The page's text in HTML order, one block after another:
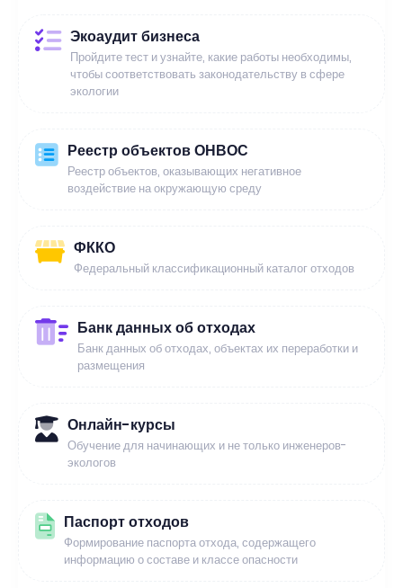
Экоаудит бизнеса
Пройдите тест и узнайте, какие работы необходимы,
чтобы соответствовать законодательству в сфере
экологии
Реестр объектов ОНВОС
Реестр объектов, оказывающих негативное
воздействие на окружающую среду
ФККО
Федеральный классификационный каталог отходов
Банк данных об отходах
Банк данных об отходах, объектах их переработки и
размещения
Онлайн-курсы
Обучение для начинающих и не только инженеров-
экологов
Паспорт отходов
Формирование паспорта отхода, содержащего
информацию о составе и классе опасности